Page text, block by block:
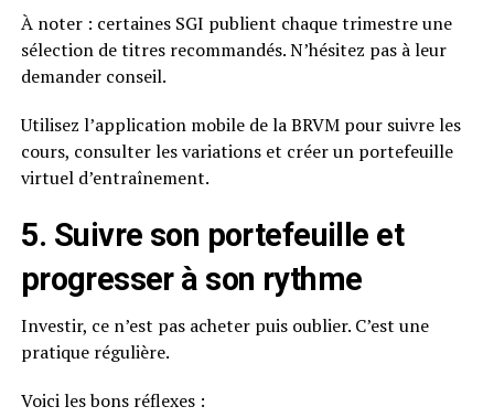
À noter : certaines SGI publient chaque trimestre une
sélection de titres recommandés. N’hésitez pas à leur
demander conseil.
Utilisez l’application mobile de la BRVM pour suivre les
cours, consulter les variations et créer un portefeuille
virtuel d’entraînement.
5. Suivre son portefeuille et
progresser à son rythme
Investir, ce n’est pas acheter puis oublier. C’est une
pratique régulière.
Voici les bons réflexes :